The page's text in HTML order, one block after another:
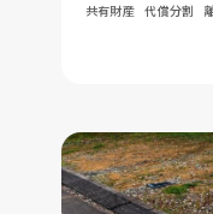
共有財産 代償分割